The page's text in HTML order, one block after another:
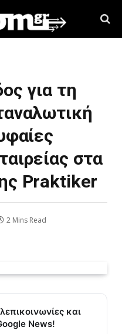
για τη
στα
Praktiker
2 Mins Read
και
News!